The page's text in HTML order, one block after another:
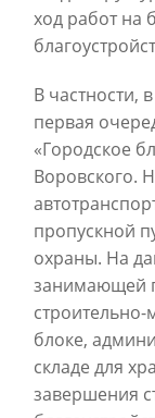
ход работ на
В частности,
первая
«Городское
Воровского.
пропускной
охраны. На
занимающей
блоке,
складе для
завершения